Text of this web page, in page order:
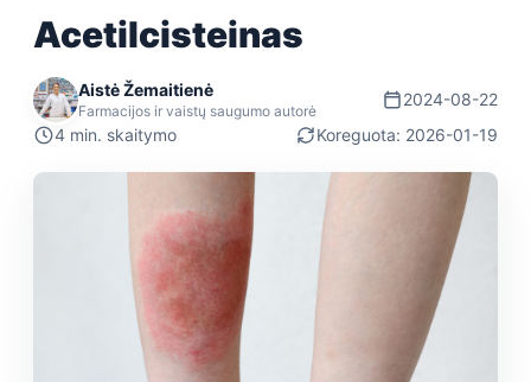
Acetilcisteinas
Aistė Žemaitienė
Farmacijos ir vaistų saugumo autorė
2024-08-22
4 min. skaitymo
Koreguota: 2026-01-19